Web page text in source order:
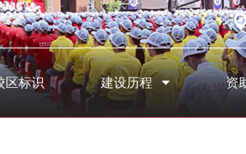
区标识 建设历程 资